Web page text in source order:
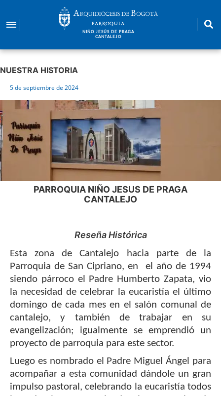
contenido
PARROQUIA
NIÑO JESÚS DE PRAGA
CANTALEJO
NUESTRA HISTORIA
5 de septiembre de 2024
PARROQUIA NIÑO JESUS DE PRAGA
CANTALEJO
Reseña Histórica
Esta zona de Cantalejo hacia parte de la
Parroquia de San Cipriano, en el año de 1994
siendo párroco el Padre Humberto Zapata, vio
la necesidad de celebrar la eucaristía el último
domingo de cada mes en el salón comunal de
cantalejo, y también de trabajar en su
evangelización; igualmente se emprendió un
proyecto de parroquia para este sector.
Luego es nombrado el Padre Miguel Ángel para
acompañar a esta comunidad dándole un gran
impulso pastoral, celebrando la eucaristía todos